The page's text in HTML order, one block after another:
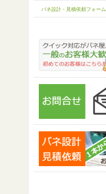
バネ設計・見積依頼フォーム